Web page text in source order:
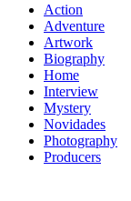
Action
Adventure
Artwork
Biography
Home
Interview
Mystery
Novidades
Photography
Producers